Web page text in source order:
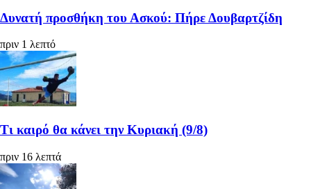
Δυνατή προσθήκη του Ασκού: Πήρε Δουβαρτζίδη
πριν 1 λεπτό
Τι καιρό θα κάνει την Κυριακή (9/8)
πριν 16 λεπτά